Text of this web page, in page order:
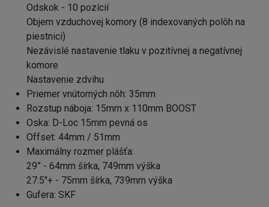
Odskok - 10 pozícií
Objem vzduchovej komory (8 indexovaných polôh na
piestnici)
Nezávislé nastavenie tlaku v pozitívnej a negatívnej
komore
Nastavenie zdvihu
Priemer vnútorných nôh: 35mm
Rozstup náboja: 15mm x 110mm BOOST
Oska: D-Loc 15mm pevná os
Offset: 44mm / 51mm
Maximálny rozmer plášťa:
29” - 64mm šírka, 749mm výška
27.5"+ - 75mm šírka, 739mm výška
Gufera: SKF